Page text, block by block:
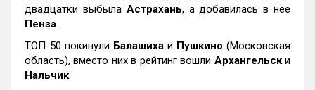
двадцатки выбыла Астрахань, а добавилась в нее
Пенза.
ТОП-50 покинули Балашиха и Пушкино (Московская
область), вместо них в рейтинг вошли Архангельски
Нальчик.